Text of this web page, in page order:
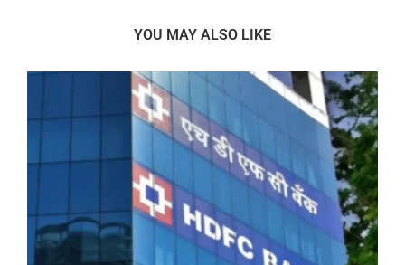
YOU MAY ALSO LIKE